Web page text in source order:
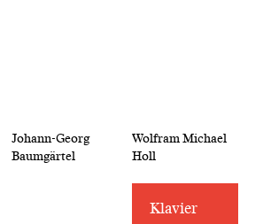
Johann-Georg
Baumgärtel
Wolfram Michael
Holl
Klavier